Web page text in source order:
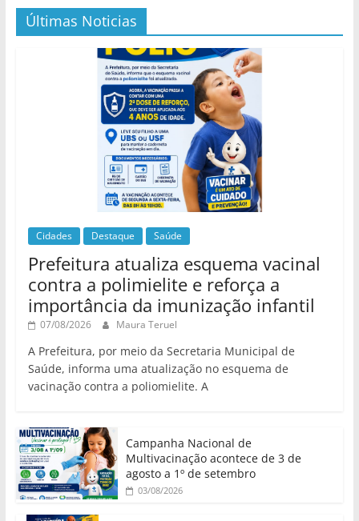
Últimas Noticias
Cidades Destaque Saúde
Prefeitura atualiza esquema vacinal
contra a polimielite e reforça a
importância da imunização infantil
07/08/2026 Maura Teruel
A Prefeitura, por meio da Secretaria Municipal de
Saúde, informa uma atualização no esquema de
vacinação contra a poliomielite. A
Campanha Nacional de
Multivacinação acontece de 3 de
agosto a 1º de setembro
03/08/2026